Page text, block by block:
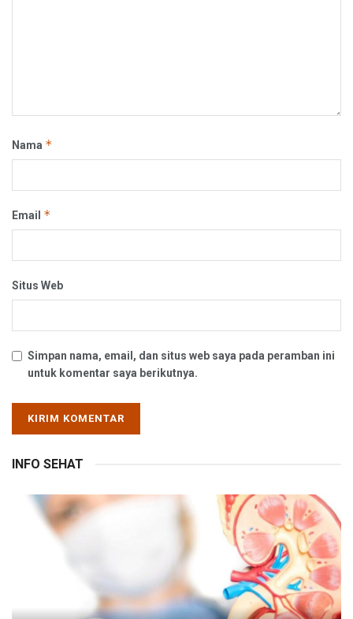
Nama *
Email *
Situs Web
Simpan nama, email, dan situs web saya pada peramban ini
untuk komentar saya berikutnya.
INFO SEHAT